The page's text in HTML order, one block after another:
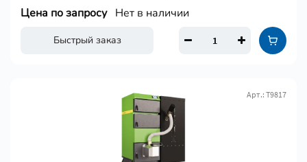
Быстрый заказ
Цена по запросу Нет в наличии
Арт.: Т9817